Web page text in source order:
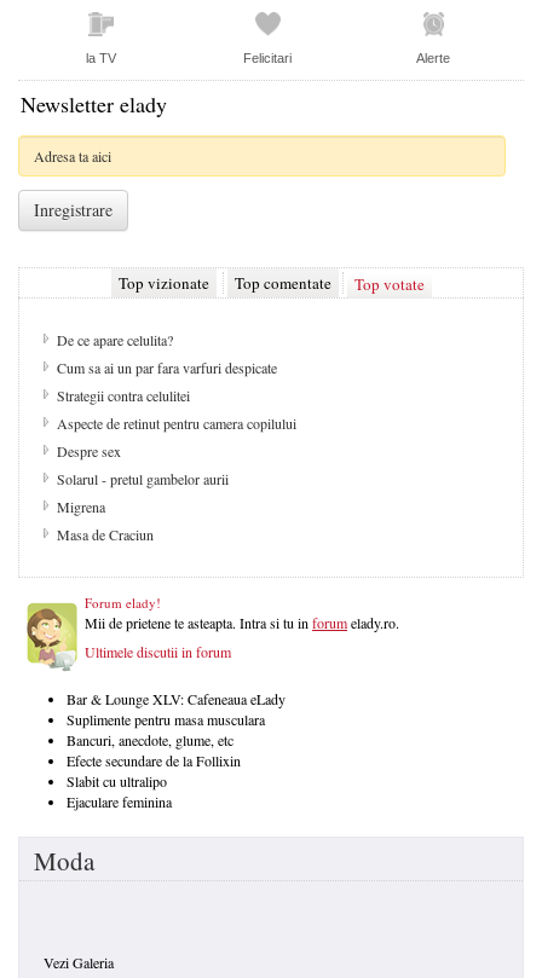
la TV Felicitari Alerte
Newsletter elady
Top vizionate Top comentate Top votate
De ce apare celulita?
Cum sa ai un par fara varfuri despicate
Strategii contra celulitei
Aspecte de retinut pentru camera copilului
Despre sex
Solarul - pretul gambelor aurii
Migrena
Masa de Craciun
Forum elady!
Mii de prietene te asteapta. Intra si tu inforumelady.ro.
Ultimele discutii in forum
Bar & Lounge XLV: Cafeneaua eLady
Suplimente pentru masa musculara
Bancuri, anecdote, glume, etc
Efecte secundare de la Follixin
Slabit cu ultralipo
Ejaculare feminina
Moda
Vezi Galeria